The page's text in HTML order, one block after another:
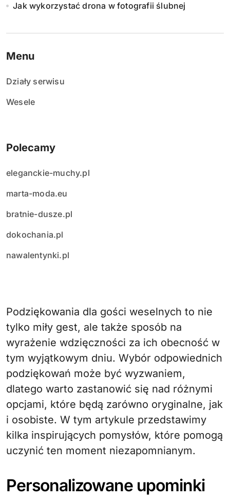
Jak wykorzystać drona w fotografii ślubnej
Menu
Działy serwisu
Wesele
Polecamy
eleganckie-muchy.pl
marta-moda.eu
bratnie-dusze.pl
dokochania.pl
nawalentynki.pl
Podziękowania dla gości weselnych to nie
tylko miły gest, ale także sposób na
wyrażenie wdzięczności za ich obecność w
tym wyjątkowym dniu. Wybór odpowiednich
podziękowań może być wyzwaniem,
dlatego warto zastanowić się nad różnymi
opcjami, które będą zarówno oryginalne, jak
i osobiste. W tym artykule przedstawimy
kilka inspirujących pomysłów, które pomogą
uczynić ten moment niezapomnianym.
Personalizowane upominki